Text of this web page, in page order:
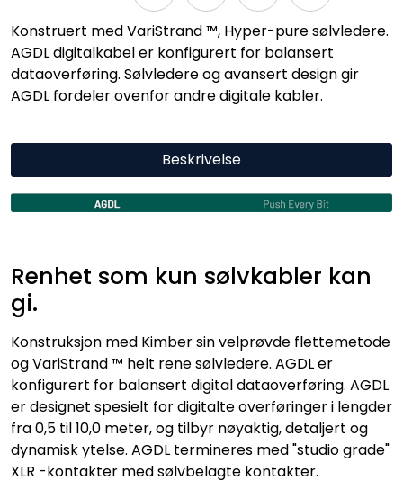
Konstruert med VariStrand ™, Hyper-pure sølvledere.
AGDL digitalkabel er konfigurert for balansert
dataoverføring. Sølvledere og avansert design gir
AGDL fordeler ovenfor andre digitale kabler.
Beskrivelse
Renhet som kun sølvkabler kan
gi.
Konstruksjon med Kimber sin velprøvde flettemetode
og VariStrand ™ helt rene sølvledere. AGDL er
konfigurert for balansert digital dataoverføring. AGDL
er designet spesielt for digitalte overføringer i lengder
fra 0,5 til 10,0 meter, og tilbyr nøyaktig, detaljert og
dynamisk ytelse. AGDL termineres med "studio grade"
XLR -kontakter med sølvbelagte kontakter.